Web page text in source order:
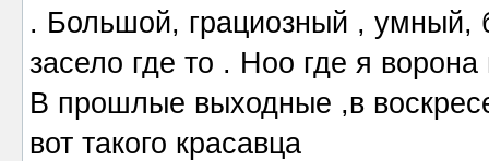
. Большой, грациозный , умный,
засело где то . Ноо где я
В прошлые выходные ,в
вот такого красавца